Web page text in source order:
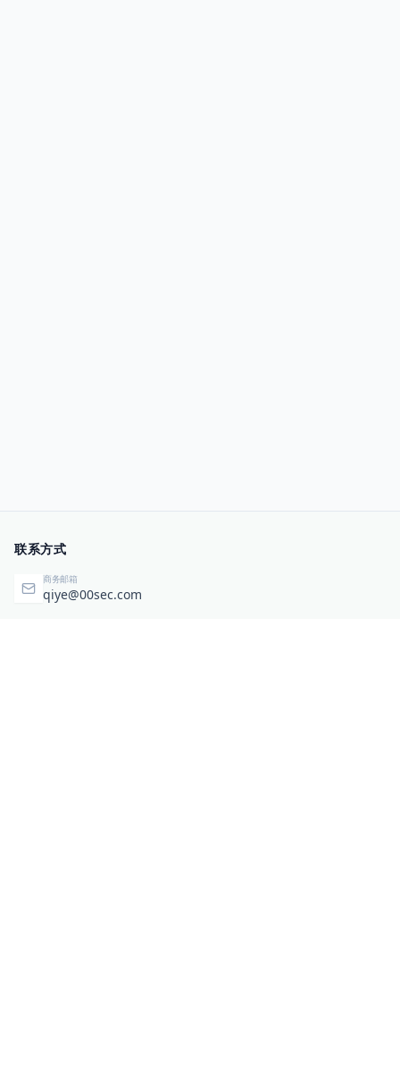
联系方式
商务邮箱
qiye@00sec.com